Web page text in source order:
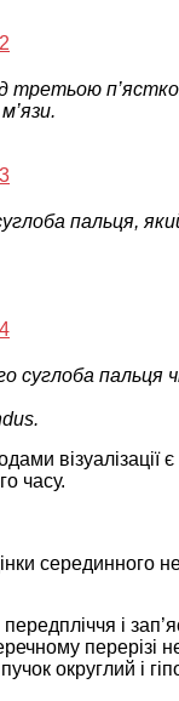
третьою
пальця,
суглоба пальця
візуалізації
часу.
серединного
і
перерізі
округлий і